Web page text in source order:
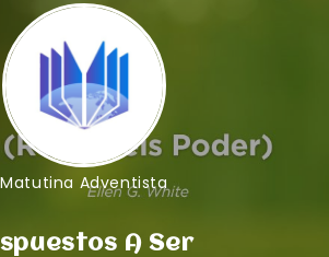
Matutina Adventista
A Ser